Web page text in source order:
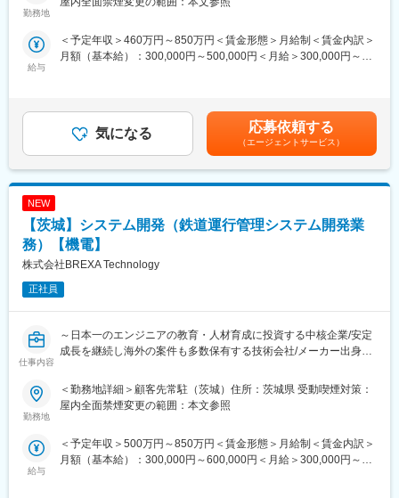
また、お客さまの「困りごと」や課題を丁寧にヒアリングし、そ
わった仕組みが実際の現場で成果を生み出す瞬間を感じられま
す。
さらに、システム要件の定義から設計・開発・導入まで、一連の
工程に責任を持って携わり、最適なソリューションを形にしてい
ています。
変更の範囲：会社の定める業務
今回ご担当いただきます業務内容は、国立研究開発法人での人工
いただく研究所では、日本の宇宙事業の中枢と言える研究所で
す。ロケット開発やシャトル開発や、人工衛星開発、実際の地球
携わっていただきます。
※月に1回、宇宙衛星研修を受講いただき、衛星技術の知識を学ん
でいただきます。
■具体的な仕事内容
・衛星評価業務（衛星評価システム維持管理＋開発支援業務）／
障害対応を含む）／社内調整／報告資料作成
【キャリアパス】
（1）同社は「エンジニアだからこの作業だけ」と限定はせず、希
望する社員には幅広い活躍の場をご用意しています。たとえば機
械系のエンジニアで、お客様先の業務は全体の2割程度、他の時間
は営業に同行してプリセールス的な動きをしている社員もいま
す。エンジニアに営業同行し具体的な提案をしてもらうことで、
お客様からの信頼も大幅にUP。受注率に大きく貢献しています。
こうした働き方をしている社員には、賞与で100万円以上の支給
しています。
（2）スペシャリストもマネジメントも、多様なキャリアを支援し
同社では、多様なキャリアを支援できる環境をご用意していま
す。プロジェクトのマネジメントや、技術のスペシャリストも、
勤務地
給与
＜予定年収＞460万円～850万円＜賃金形態＞月給制＜賃金内訳＞
月額（基本給）：300,000円～500,000円＜月給＞300,000円～
す。■昇給：年1回（5月）■賞与：年2回（7月、12月）※会社規定
あり賃金はあくまでも目安の金額であり、選考を通じて上下する
可能性があります。月給(月額)は固定手当を含めた表記です。
気になる 応募依頼する
（エージェントサービス）
NEW
【茨城】システム開発（鉄道運行管理システム開発業
務）【機電】
株式会社BREXA Technology
正社員
仕事内容
～日本一のエンジニアの教育・人材育成に投資する中核企業/安定
成長を継続し海外の案件も多数保有する技術会社/メーカー出身者
【変更の範囲：会社の定める業務】
■業務の特徴：
今回ご担当いただきますのが、大手私鉄向け鉄道運行管理システ
は、ITソリューション事業を中心に、製造メーカーから公共関
連、医療関連向けのシステム開発から運用を行っている大手企業
勤務地
＜勤務地詳細＞顧客先常駐（茨城）住所：茨城県 受動喫煙対策：
屋内全面禁煙変更の範囲：本文参照
給与
＜予定年収＞500万円～850万円＜賃金形態＞月給制＜賃金内訳＞
月額（基本給）：300,000円～600,000円＜月給＞300,000円～